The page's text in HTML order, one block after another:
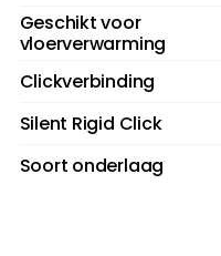
Geschikt voor
vloerverwarming
Clickverbinding
Silent Rigid Click
Soort onderlaag